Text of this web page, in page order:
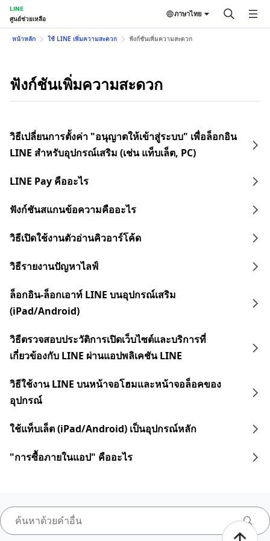
LINE
ศูนย์ช่วยเหลือ
ภาษาไทย
หน้าหลัก ใช้ LINE เพิ่มความสะดวก ฟังก์ชันเพิ่มความสะดวก
ฟังก์ชันเพิ่มความสะดวก
วิธีเปลี่ยนการตั้งค่า "อนุญาตให้เข้าสู่ระบบ" เพื่อล็อกอิน
LINE สำหรับอุปกรณ์เสริม (เช่น แท็บเล็ต, PC)
LINE Pay คืออะไร
ฟังก์ชันสแกนข้อความคืออะไร
วิธีเปิดใช้งานตัวอ่านคิวอาร์โค้ด
วิธีรายงานปัญหาไลฟ์
ล็อกอิน-ล็อกเอาท์ LINE บนอุปกรณ์เสริม
(iPad/Android)
วิธีตรวจสอบประวัติการเปิดเว็บไซต์และบริการที่
เกี่ยวข้องกับ LINE ผ่านแอปพลิเคชัน LINE
วิธีใช้งาน LINE บนหน้าจอโฮมและหน้าจอล็อคของ
อุปกรณ์
ใช้แท็บเล็ต (iPad/Android) เป็นอุปกรณ์หลัก
"การซื้อภายในแอป" คืออะไร